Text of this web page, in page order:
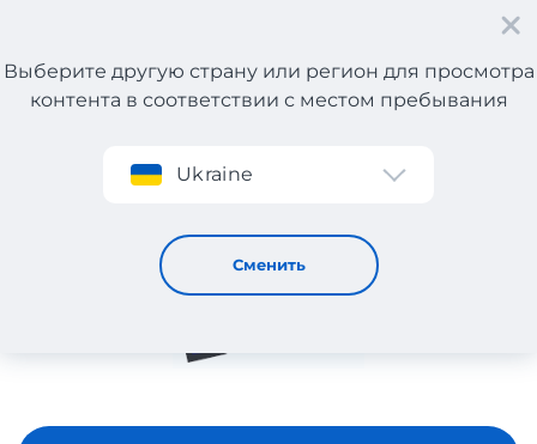
Регистрация
Выберите другую страну или регион для просмотра
контента в соответствии с местом пребывания
Ukraine
Сменить
ALZA